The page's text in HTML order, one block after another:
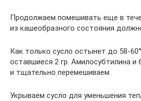
Продолжаем помешивать еще в
из кашеобразного состояния
Как только сусло остынет до 58-
оставшиеся 2 гр. Амилосубтилина и
и тщательно перемешиваем.
Укрываем сусло для уменьшения